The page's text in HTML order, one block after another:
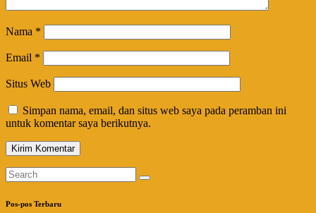
Nama *
Email *
Situs Web
Simpan nama, email, dan situs web saya pada peramban ini
untuk komentar saya berikutnya.
Pos-pos Terbaru